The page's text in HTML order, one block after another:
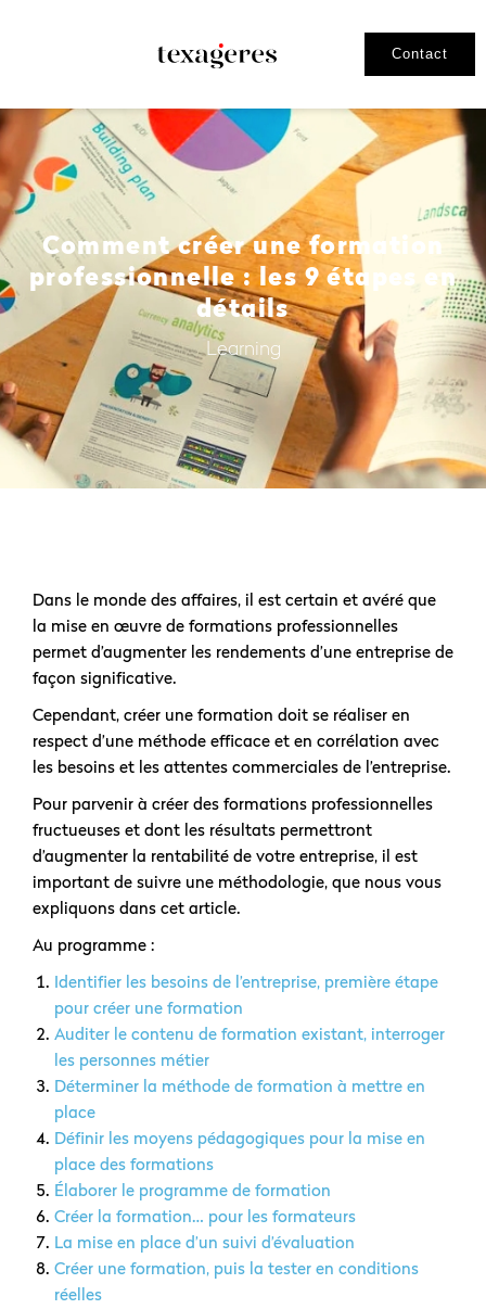
Contact
Comment créer une formation
professionnelle : les 9 étapes en
détails
Learning
Dans le monde des affaires, il est certain et avéré que
la mise en œuvre de formations professionnelles
permet d’augmenter les rendements d’une entreprise de
façon significative.
Cependant, créer une formation doit se réaliser en
respect d’une méthode efficace et en corrélation avec
les besoins et les attentes commerciales de l’entreprise.
Pour parvenir à créer des formations professionnelles
fructueuses et dont les résultats permettront
d’augmenter la rentabilité de votre entreprise, il est
important de suivre une méthodologie, que nous vous
expliquons dans cet article.
Au programme :
Identifier les besoins de l’entreprise, première étape
pour créer une formation
Auditer le contenu de formation existant, interroger
les personnes métier
Déterminer la méthode de formation à mettre en
place
Définir les moyens pédagogiques pour la mise en
place des formations
Élaborer le programme de formation
Créer la formation… pour les formateurs
La mise en place d’un suivi d’évaluation
Créer une formation, puis la tester en conditions
réelles